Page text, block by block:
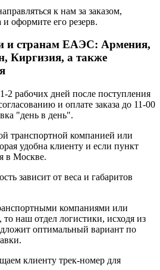
к нам за заказом,
оформите его резерв.
и странам ЕАЭС: Армения,
Киргизия, а также
2 рабочих дней после поступления
и оплате заказа до 11-00
"день в день".
транспортной компанией или
удобна клиенту и если пункт
в Москве.
зависит от веса и габаритов
компаниями или
то наш отдел логистики, исходя из
оптимальный вариант по
клиенту трек-номер для